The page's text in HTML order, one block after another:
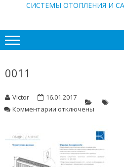
CИСТЕМЫ ОТОПЛЕНИЯ И
0011
Victor
16.01.2017
Комментарии котключены